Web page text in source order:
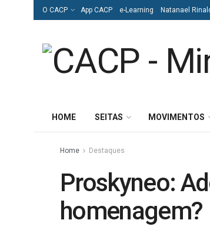
O CACP App CACP e-Learning Natanael
HOME SEITAS MOVIMENTOS
Home Destaques
Proskyneo:
homenagem?